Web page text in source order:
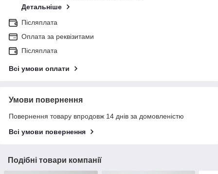
Детальніше
Післяплата
Оплата за реквізитами
Післяплата
Всі умови оплати
Умови повернення
Повернення товару впродовж 14 днів за домовленістю
Всі умови повернення
Подібні товари компанії